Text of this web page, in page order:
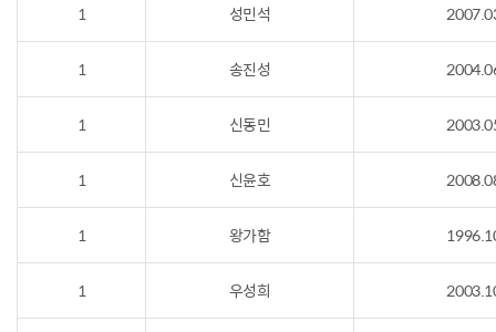
1 성민석
1 송진성
1 신동민
1 신윤호
1 왕가함
1 우성희